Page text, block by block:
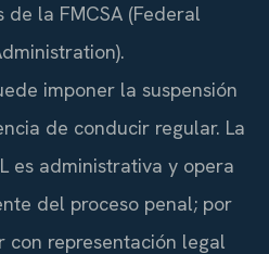
la FMCSA (Federal
imponer la suspensión
de conducir regular. La
es administrativa y opera
del proceso penal; por
con representación legal